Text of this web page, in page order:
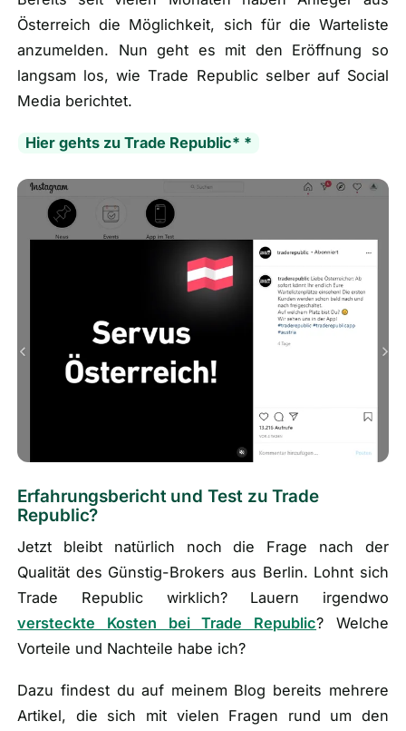
Österreich die Möglichkeit, sich für die Warteliste
anzumelden. Nun geht es mit den Eröffnung so
langsam los, wie Trade Republic selber auf Social
Media berichtet.
Hier gehts zu Trade Republic* *
Erfahrungsbericht und Test zu Trade
Republic?
Jetzt bleibt natürlich noch die Frage nach der
Qualität des Günstig-Brokers aus Berlin. Lohnt sich
Trade Republic wirklich? Lauern irgendwo
versteckte Kosten bei Trade Republic? Welche
Vorteile und Nachteile habe ich?
Dazu findest du auf meinem Blog bereits mehrere
Artikel, die sich mit vielen Fragen rund um den